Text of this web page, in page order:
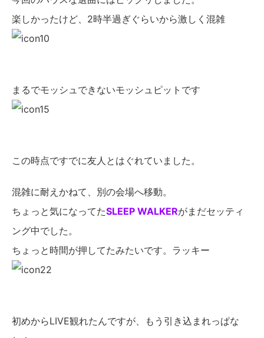
楽しかったけど、2時半過ぎぐらいから激しく混雑
まるでモッシュできないモッシュピットです
この時点ですでに友人とはぐれていました。
混雑に耐えかねて、別の会場へ移動。
ちょっと気になってたSLEEP WALKERがまだセッティ
ング中でした。
ちょっと時間が押してたみたいです。ラッキー
初めからLIVE観れたんですが、もう引き込まれっぱな